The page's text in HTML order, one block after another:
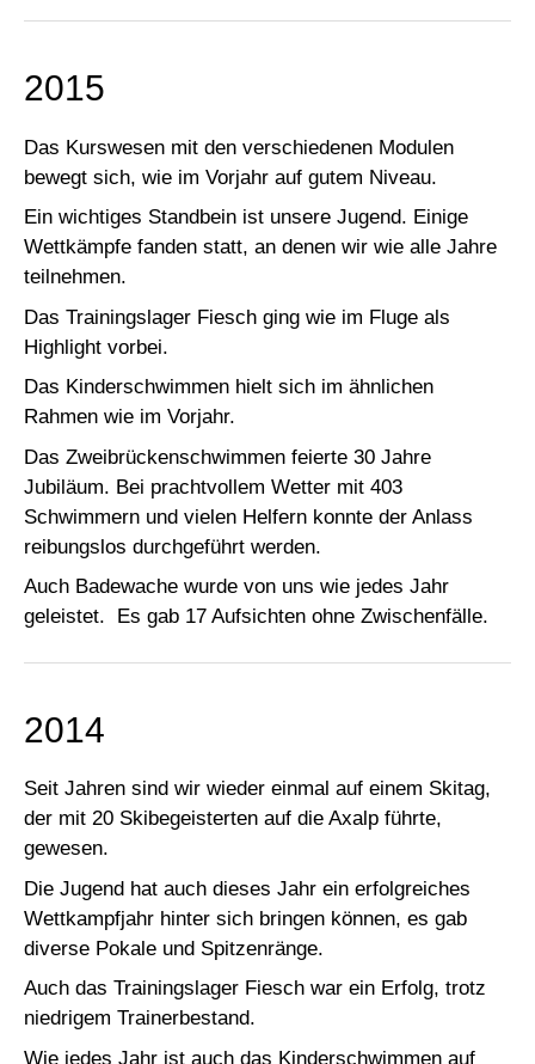
2015
Das Kurswesen mit den verschiedenen Modulen
bewegt sich, wie im Vorjahr auf gutem Niveau.
Ein wichtiges Standbein ist unsere Jugend. Einige
Wettkämpfe fanden statt, an denen wir wie alle Jahre
teilnehmen.
Das Trainingslager Fiesch ging wie im Fluge als
Highlight vorbei.
Das Kinderschwimmen hielt sich im ähnlichen
Rahmen wie im Vorjahr.
Das Zweibrückenschwimmen feierte 30 Jahre
Jubiläum. Bei prachtvollem Wetter mit 403
Schwimmern und vielen Helfern konnte der Anlass
reibungslos durchgeführt werden.
Auch Badewache wurde von uns wie jedes Jahr
geleistet. Es gab 17 Aufsichten ohne Zwischenfälle.
2014
Seit Jahren sind wir wieder einmal auf einem Skitag,
der mit 20 Skibegeisterten auf die Axalp führte,
gewesen.
Die Jugend hat auch dieses Jahr ein erfolgreiches
Wettkampfjahr hinter sich bringen können, es gab
diverse Pokale und Spitzenränge.
Auch das Trainingslager Fiesch war ein Erfolg, trotz
niedrigem Trainerbestand.
Wie jedes Jahr ist auch das Kinderschwimmen auf